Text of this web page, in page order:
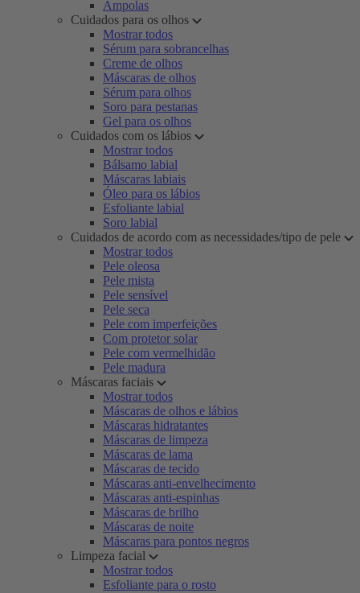
Ampolas
Cuidados para os olhos
Mostrar todos
Sérum para sobrancelhas
Creme de olhos
Máscaras de olhos
Sérum para olhos
Soro para pestanas
Gel para os olhos
Cuidados com os lábios
Mostrar todos
Bálsamo labial
Máscaras labiais
Óleo para os lábios
Esfoliante labial
Soro labial
Cuidados de acordo com as necessidades/tipo de pele
Mostrar todos
Pele oleosa
Pele mista
Pele sensível
Pele seca
Pele com imperfeições
Com protetor solar
Pele com vermelhidão
Pele madura
Máscaras faciais
Mostrar todos
Máscaras de olhos e lábios
Máscaras hidratantes
Máscaras de limpeza
Máscaras de lama
Máscaras de tecido
Máscaras anti-envelhecimento
Máscaras anti-espinhas
Máscaras de brilho
Máscaras de noite
Máscaras para pontos negros
Limpeza facial
Mostrar todos
Esfoliante para o rosto